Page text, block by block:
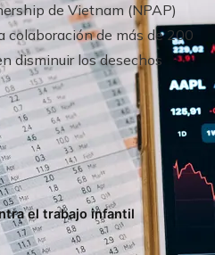
de Vietnam (NPAP)
colaboración de más de 200
disminuir los desechos
el trabajo infantil